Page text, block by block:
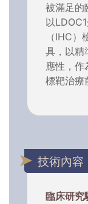
被滿足的
以
（IHC
具，以精
應性，作
標靶治療
技術內容
臨床研究